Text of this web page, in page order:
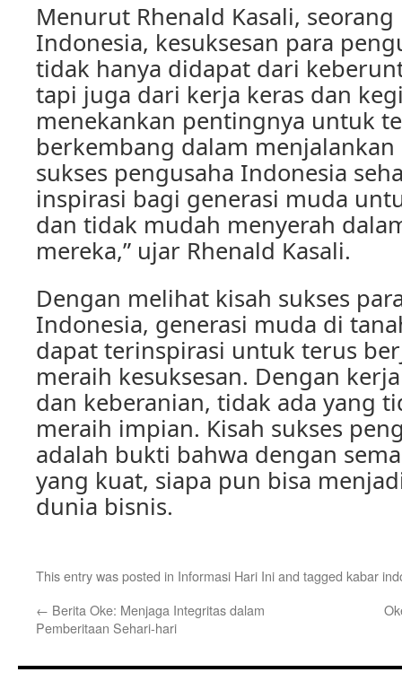
Menurut Rhenald Kasali,
Indonesia, kesuksesan para
tidak hanya didapat dari
tapi juga dari kerja keras dan
menekankan pentingnya untuk
berkembang dalam menjalankan
sukses pengusaha Indonesia
inspirasi bagi generasi muda
dan tidak mudah menyerah
mereka,” ujar Rhenald Kasali.
Dengan melihat kisah sukses
Indonesia, generasi muda di
dapat terinspirasi untuk terus
meraih kesuksesan. Dengan
dan keberanian, tidak ada yang
meraih impian. Kisah sukses
adalah bukti bahwa dengan
yang kuat, siapa pun bisa
dunia bisnis.
This entry was posted in Informasi Hari Iniand tagged kabar
← Berita Oke: Menjaga Integritas dalam
Pemberitaan Sehari-hari